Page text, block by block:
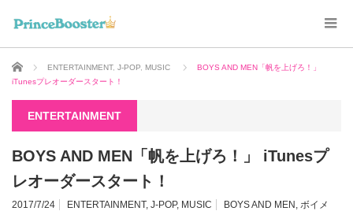
ホーム ENTERTAINMENT, J-POP MUSIC
BOYS AND MEN「帆を上げろ！」
iTunesプレオーダースタート！
ENTERTAINMENT
BOYS AND MEN「帆を上げろ！」 iTunesプ
レオーダースタート！
2017/7/24 ENTERTAINMENT, J-POP, MUSIC BOYS AND MEN , ボイメ